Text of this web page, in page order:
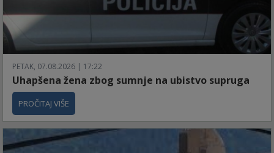
PETAK, 07.08.2026 | 17:22
Uhapšena žena zbog sumnje na ubistvo supruga
PROČITAJ VIŠE